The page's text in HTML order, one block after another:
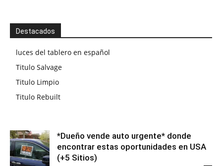
Destacados
luces del tablero en español
Titulo Salvage
Titulo Limpio
Titulo Rebuilt
*Dueño vende auto urgente* donde
encontrar estas oportunidades en USA
(+5 Sitios)